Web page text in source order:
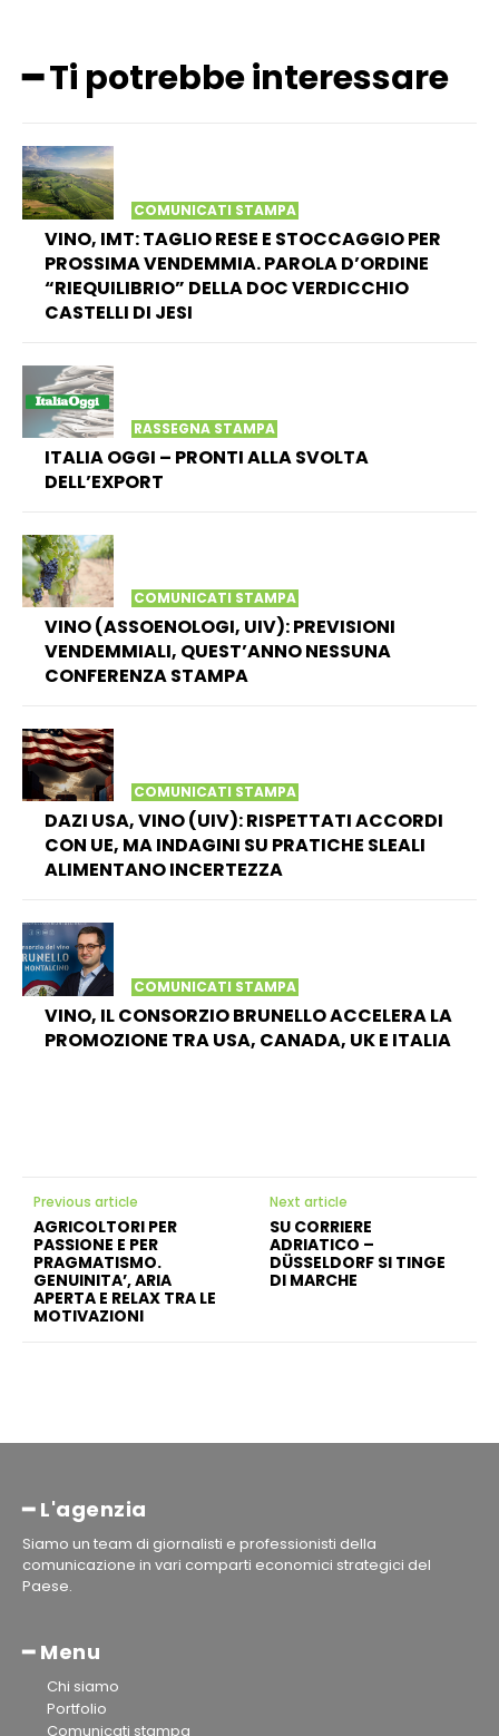
━ Ti potrebbe interessare
COMUNICATI STAMPA
VINO, IMT: TAGLIO RESE E STOCCAGGIO PER
PROSSIMA VENDEMMIA. PAROLA D’ORDINE
“RIEQUILIBRIO” DELLA DOC VERDICCHIO
CASTELLI DI JESI
RASSEGNA STAMPA
ITALIA OGGI – PRONTI ALLA SVOLTA
DELL’EXPORT
COMUNICATI STAMPA
VINO (ASSOENOLOGI, UIV): PREVISIONI
VENDEMMIALI, QUEST’ANNO NESSUNA
CONFERENZA STAMPA
COMUNICATI STAMPA
DAZI USA, VINO (UIV): RISPETTATI ACCORDI
CON UE, MA INDAGINI SU PRATICHE SLEALI
ALIMENTANO INCERTEZZA
COMUNICATI STAMPA
VINO, IL CONSORZIO BRUNELLO ACCELERA LA
PROMOZIONE TRA USA, CANADA, UK E ITALIA
Previous article
AGRICOLTORI PER
PASSIONE E PER
PRAGMATISMO.
GENUINITA’, ARIA
APERTA E RELAX TRA LE
MOTIVAZIONI
Next article
SU CORRIERE
ADRIATICO –
DÜSSELDORF SI TINGE
DI MARCHE
━ L'agenzia
Siamo un team di giornalisti e professionisti della
comunicazione in vari comparti economici strategici del
Paese.
━ Menu
Chi siamo
Portfolio
Comunicati stampa